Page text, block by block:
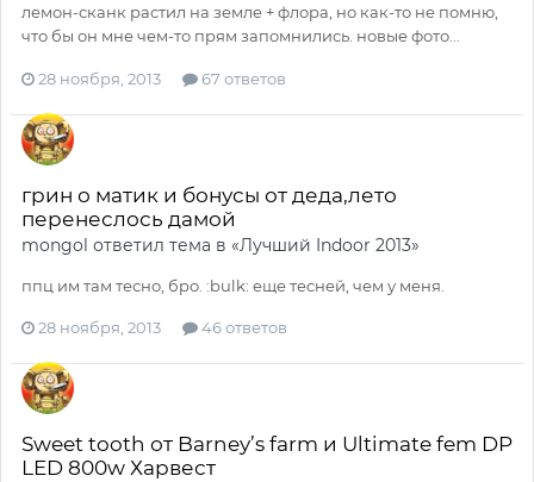
лемон-сканк растил на земле + флора, но как-то не помню,
что бы он мне чем-то прям запомнились. новые фото...
28 ноября, 2013 67 ответов
грин о матик и бонусы от деда,лето
перенеслось дамой
mongol ответил тема в «Лучший Indoor 2013»
ппц им там тесно, бро. :bulk: еще тесней, чем у меня.
28 ноября, 2013 46 ответов
Sweet tooth от Barney’s farm и Ultimate fem DP
LED 800w Харвест